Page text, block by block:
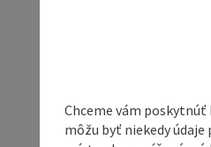
Chceme vám
môžu byť niekedy údaje